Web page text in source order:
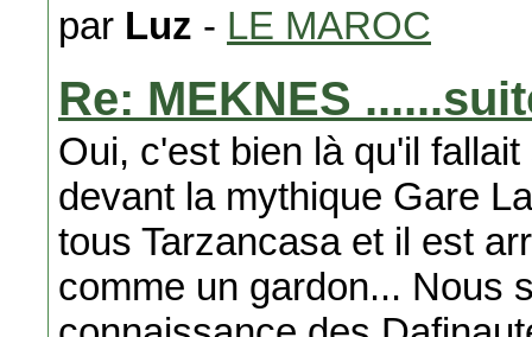
par Luz - LE MAROC
Re: MEKNES
Oui, c'est bien là qu'il
devant la mythique Gare
tous Tarzancasa et il est
comme un gardon... Nous